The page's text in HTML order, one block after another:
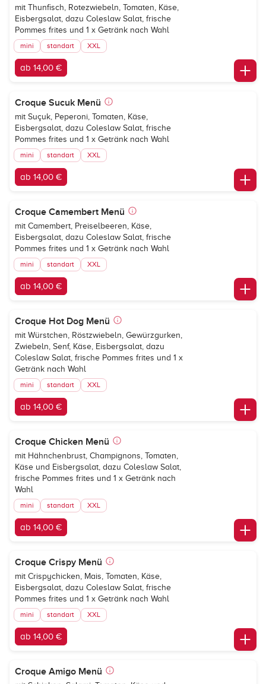
mit Thunfisch, Rotezwiebeln, Tomaten, Käse,
Eisbergsalat, dazu Coleslaw Salat, frische
Pommes frites und 1 x Getränk nach Wahl
mini standart XXL
ab 14,00 €
Croque Sucuk Menü
mit Suçuk, Peperoni, Tomaten, Käse,
Eisbergsalat, dazu Coleslaw Salat, frische
Pommes frites und 1 x Getränk nach Wahl
mini standart XXL
ab 14,00 €
Croque Camembert Menü
mit Camembert, Preiselbeeren, Käse,
Eisbergsalat, dazu Coleslaw Salat, frische
Pommes frites und 1 x Getränk nach Wahl
mini standart XXL
ab 14,00 €
Croque Hot Dog Menü
mit Würstchen, Röstzwiebeln, Gewürzgurken,
Zwiebeln, Senf, Käse, Eisbergsalat, dazu
Coleslaw Salat, frische Pommes frites und 1 x
Getränk nach Wahl
mini standart XXL
ab 14,00 €
Croque Chicken Menü
mit Hähnchenbrust, Champignons, Tomaten,
Käse und Eisbergsalat, dazu Coleslaw Salat,
frische Pommes frites und 1 x Getränk nach
Wahl
mini standart XXL
ab 14,00 €
Croque Crispy Menü
mit Crispychicken, Mais, Tomaten, Käse,
Eisbergsalat, dazu Coleslaw Salat, frische
Pommes frites und 1 x Getränk nach Wahl
mini standart XXL
ab 14,00 €
Croque Amigo Menü